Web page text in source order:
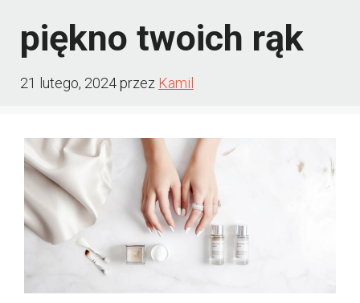
piękno twoich rąk
21 lutego, 2024przez Kamil